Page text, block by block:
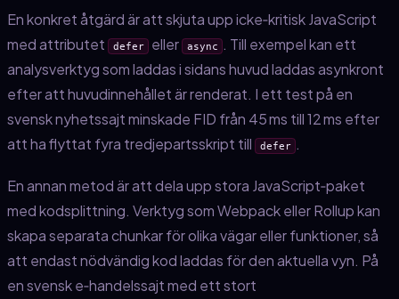
En konkret åtgärd är att skjuta upp icke‑kritisk JavaScript
med attributet
defer eller async . Till exempel kan ett
analysverktyg som laddas i sidans huvud laddas asynkront
efter att huvudinnehållet är renderat. I ett test på en
svensk nyhetssajt minskade FID från 45 ms till 12 ms efter
att ha flyttat fyra tredjepartsskript till
defer .
En annan metod är att dela upp stora JavaScript‑paket
med kodsplittning. Verktyg som Webpack eller Rollup kan
skapa separata chunkar för olika vägar eller funktioner, så
att endast nödvändig kod laddas för den aktuella vyn. På
en svensk e‑handelssajt med ett stort